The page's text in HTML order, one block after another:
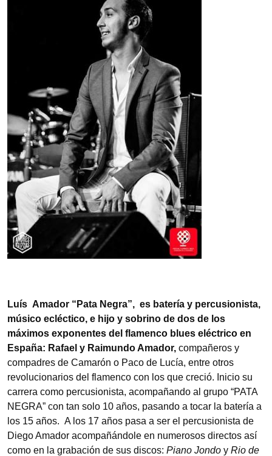
Luís Amador “Pata Negra”, es batería y percusionista,
músico ecléctico, e hijo y sobrino de dos de los
máximos exponentes del flamenco blues eléctrico en
España: Rafael y Raimundo Amador, compañeros y
compadres de Camarón o Paco de Lucía, entre otros
revolucionarios del flamenco con los que creció. Inicio su
carrera como percusionista, acompañando al grupo “PATA
NEGRA” con tan solo 10 años, pasando a tocar la batería a
los 15 años. A los 17 años pasa a ser el percusionista de
Diego Amador acompañándole en numerosos directos así
como en la grabación de sus discos: Piano Jondo y Rio de